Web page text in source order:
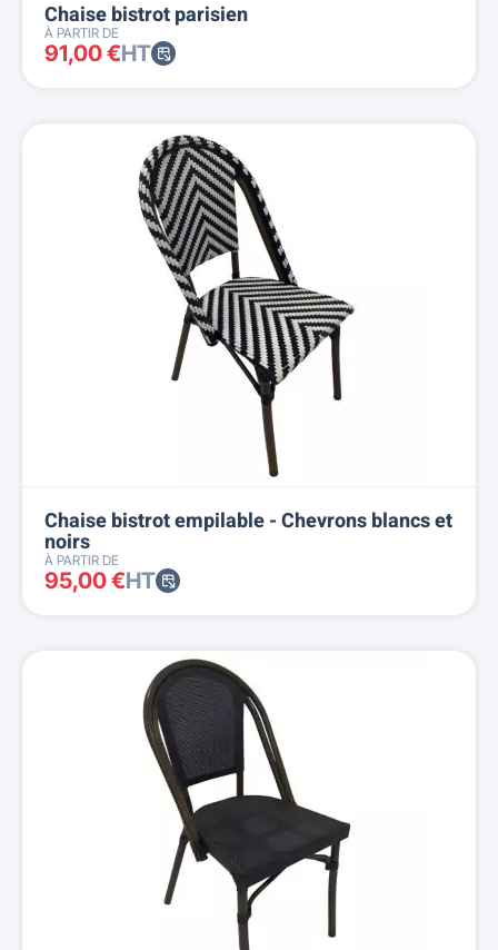
Chaise bistrot parisien
À PARTIR DE
91,00 €HT
Chaise bistrot empilable - Chevrons blancs et
noirs
À PARTIR DE
95,00 €HT